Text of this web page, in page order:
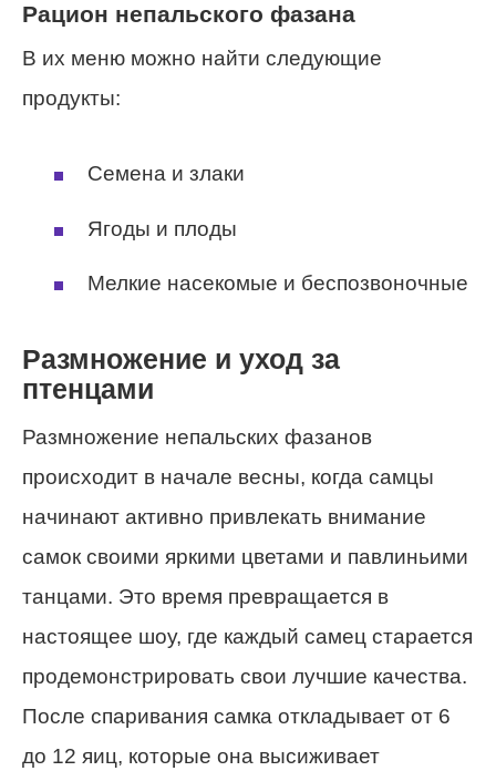
Рацион непальского фазана
В их меню можно найти следующие
продукты:
Семена и злаки
Ягоды и плоды
Мелкие насекомые и беспозвоночные
Размножение и уход за
птенцами
Размножение непальских фазанов
происходит в начале весны, когда самцы
начинают активно привлекать внимание
самок своими яркими цветами и павлиньими
танцами. Это время превращается в
настоящее шоу, где каждый самец старается
продемонстрировать свои лучшие качества.
После спаривания самка откладывает от 6
до 12 яиц, которые она высиживает